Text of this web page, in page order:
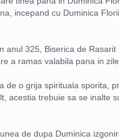
incepand cu Duminica
anul 325, Biserica de Rasarit
a ramas valabila pana in
de o grija spirituala sporita,
acestia trebuie sa se inalte
de dupa Duminica